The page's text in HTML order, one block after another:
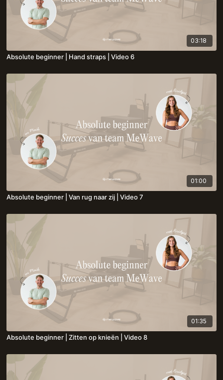
03:18
Absolute beginner | Hand straps | Video 6
01:00
Absolute beginner | Van rug naar zij | Video 7
01:35
Absolute beginner | Zitten op knieën | Video 8